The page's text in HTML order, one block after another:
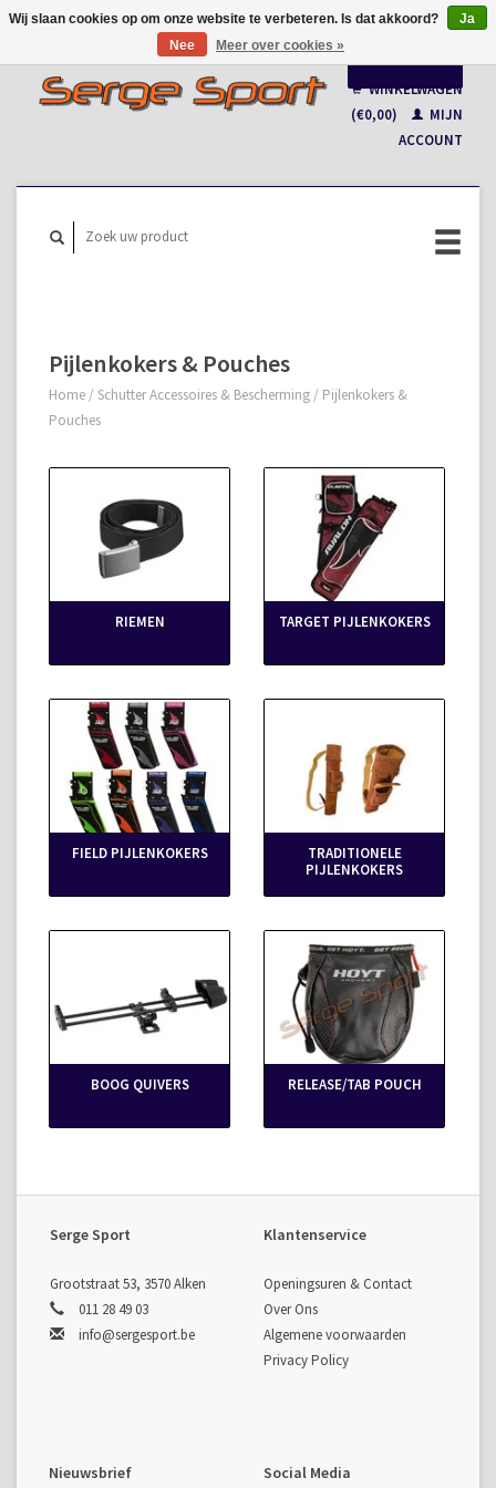
Français
WINKELWAGEN
(€0,00)
MIJN
ACCOUNT
Pijlenkokers & Pouches
Home / Schutter Accessoires & Bescherming / Pijlenkokers &
Pouches
RIEMEN TARGET PIJLENKOKERS
FIELD PIJLENKOKERS
TRADITIONELE
PIJLENKOKERS
BOOG QUIVERS RELEASE/TAB POUCH
Serge Sport
Grootstraat 53, 3570 Alken
011 28 49 03
info@sergesport.be
Klantenservice
Openingsuren & Contact
Over Ons
Algemene voorwaarden
Privacy Policy
Nieuwsbrief Social Media
Wij slaan cookies op om onze website te verbeteren. Is dat akkoord?
Ja
Nee
Meer over cookies »